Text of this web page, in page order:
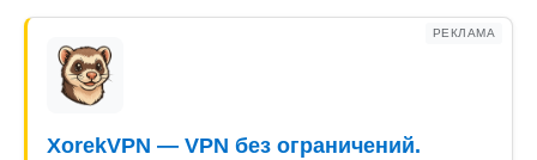
РЕКЛАМА
XorekVPN — VPN без ограничений.